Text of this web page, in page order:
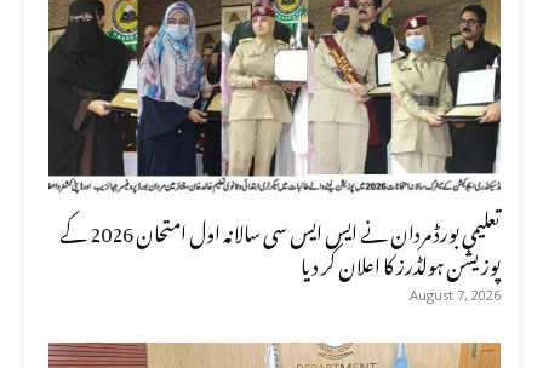
تعلیمی بورڈ مردان نے ایس ایس سی سالانہ اول امتحان 2026 کے
پوزیشن ہولڈرز کا اعلان کر دیا
August 7, 2026